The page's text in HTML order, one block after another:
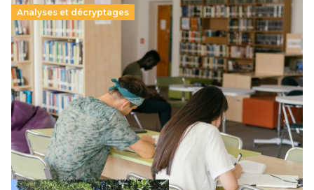
Analyses et décryptages
Supérieur privé : une dérive qui met à mal la
promesse républicaine
11 juillet 2026-
Le projet de loi sur la régulation de l’enseignement
supérieur privé met en lumière l’amplification d’un système
qui relègue l’acte pédagogique au superfétatoire, voire à…
Lire la suite →